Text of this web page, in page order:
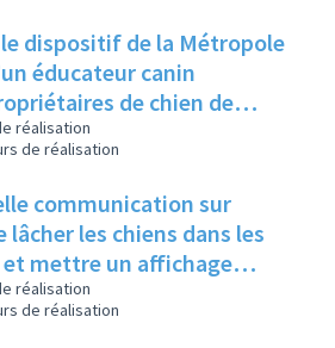
dispositif de la Métropole
éducateur canin
de chien de
leur expliquer les
via un article dans le
de la ville
réalisation
de réalisation
communication sur
les chiens dans les
et mettre un affichage
municipal à l'entrée de
réalisation
de réalisation